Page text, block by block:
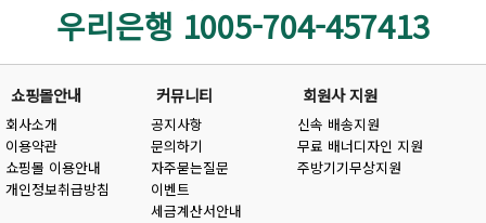
우리은행 1005-704-457413
쇼핑몰안내
회사소개
이용약관
쇼핑몰 이용안내
개인정보취급방침
커뮤니티
공지사항
문의하기
자주묻는질문
이벤트
세금계산서안내
회원사 지원
신속 배송지원
무료 배너디자인 지원
주방기기무상지원